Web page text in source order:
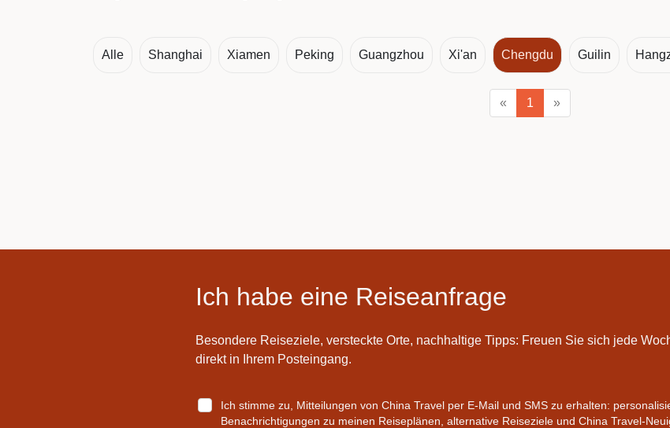
Alle Shanghai Xiamen Peking Guangzhou Xi'an Chengdu Guilin
« 1 »
Ich habe eine Reiseanfrage
Besondere Reiseziele, versteckte Orte, nachhaltige Tipps: Freuen Sie sich jede
direkt in Ihrem Posteingang.
Ich stimme zu, Mitteilungen von China Travel per E-Mail und SMS zu erhalten:
Benachrichtigungen zu meinen Reiseplänen, alternative Reiseziele und China Travel-